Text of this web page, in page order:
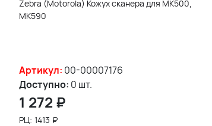
Zebra (Motorola) Кожух сканера для MK500,
MK590
Артикул: 00-00007176
Доступно: 0 шт.
1 272 ₽
РЦ: 1413 ₽